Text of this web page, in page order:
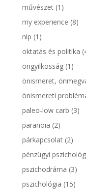
művészet(1)
my experience (8)
nlp (1)
oktatás és politika
öngyilkosság(1)
önismeret,
önismereti
paleo-low carb (3)
paranoia (2)
párkapcsolat(2)
pénzügyi
pszichodráma (3)
pszichológia (15)